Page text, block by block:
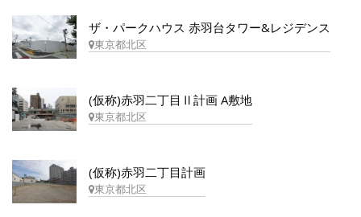
ザ・パークハウス 赤羽台タワー&レジデンス
東京都北区
(仮称)赤羽二丁目Ⅱ計画 A敷地
東京都北区
(仮称)赤羽二丁目計画
東京都北区